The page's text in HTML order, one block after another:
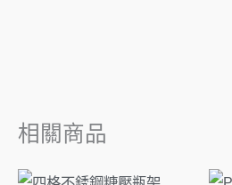
相關商品